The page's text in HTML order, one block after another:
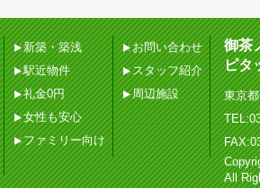
新築・築浅
駅近物件
礼金0円
女性も安心
ファミリー向け
お問い合わせ
スタッフ紹介
周辺施設
御茶
ピタ
東京
All